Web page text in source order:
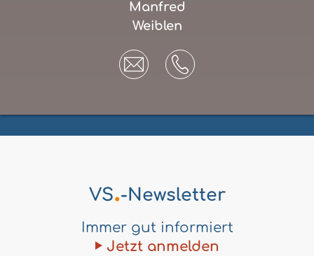
Manfred
Weiblen
VS.-Newsletter
Immer gut informiert
Jetzt anmelden